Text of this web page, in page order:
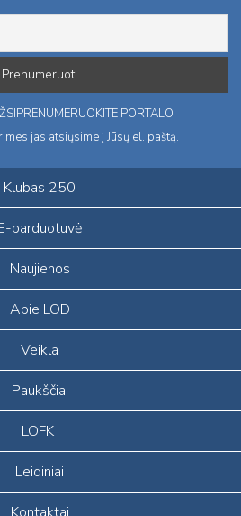
PORTALO
mes jas atsiųsime į Jūsų el. paštą.
Klubas 250
parduotuvė
Naujienos
Apie LOD
Veikla
Paukščiai
LOFK
Leidiniai